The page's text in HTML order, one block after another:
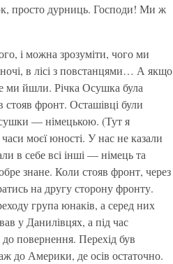
просто дурниць. Господи! Ми ж
і можна зрозуміти, чого ми
в лісі з повстанцями… А якщо
ми йшли. Річка Осушка була
стояв фронт. Осташівці були
— німецькою. (Тут я
моєї юності. У нас не казали
в себе всі інші — німець та
знане. Коли стояв фронт, через
на другу сторону фронту.
група юнаків, а серед них
у Данилівцях, а під час
повернення. Перехід був
до Америки, де осів остаточно.